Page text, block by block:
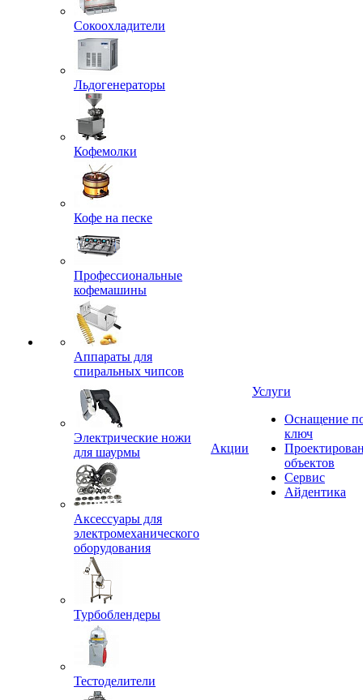
Сокоохладители
Льдогенераторы
Кофемолки
Кофе на песке
Профессиональные
кофемашины
Аппараты для
спиральных чипсов
Электрические ножи
для шаурмы
Аксессуары для
электромеханического
оборудования
Турбоблендеры
Тестоделители
Акции
Услуги
Оснащение
ключ
объектов
Сервис
Айдентика